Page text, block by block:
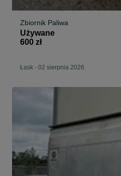
Zbiornik Paliwa
Używane
600 zł
Łask - 02 sierpnia 2026